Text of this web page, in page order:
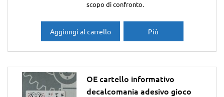
scopo di confronto.
Aggiungi al carrello Più
OE cartello informativo
decalcomania adesivo gioco